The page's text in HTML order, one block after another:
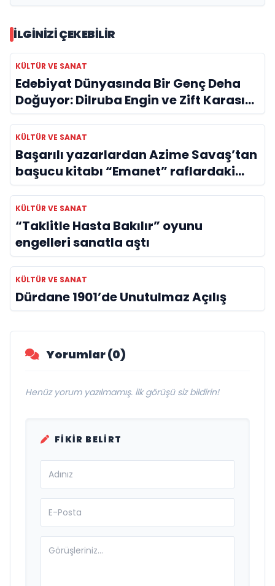
İLGINIZI ÇEKEBILIR
KÜLTÜR VE SANAT
Edebiyat Dünyasında Bir Genç Deha
Doğuyor: Dilruba Engin ve Zift Karası
Evreni ‘AVENOİR’
KÜLTÜR VE SANAT
Başarılı yazarlardan Azime Savaş’tan
başucu kitabı “Emanet” raflardaki
yerini aldı
KÜLTÜR VE SANAT
“Taklitle Hasta Bakılır” oyunu
engelleri sanatla aştı
KÜLTÜR VE SANAT
Dürdane 1901’de Unutulmaz Açılış
Yorumlar (0)
Henüz yorum yazılmamış. İlk görüşü siz bildirin!
FIKIR BELIRT